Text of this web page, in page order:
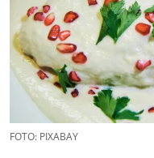
FOTO: PIXABAY